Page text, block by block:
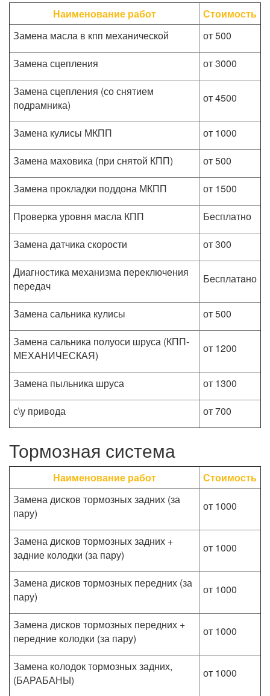
Наименование работ
Стоимость
Замена масла в кпп механической
от 500
Замена сцепления
от 3000
Замена сцепления (со снятием
подрамника)
от 4500
Замена кулисы МКПП
от 1000
Замена маховика (при снятой КПП)
от 500
Замена прокладки поддона МКПП
от 1500
Проверка уровня масла КПП
Бесплатно
Замена датчика скорости
от 300
Диагностика механизма переключения
передач
Бесплатaно
Замена сальника кулисы
от 500
Замена сальника полуоси шруса (КПП-
МЕХАНИЧЕСКАЯ)
от 1200
Замена пыльника шруса
от 1300
с\у привода
от 700
Тормозная система
Наименование работ
Стоимость
Замена дисков тормозных задних (за
пару)
от 1000
Замена дисков тормозных задних +
задние колодки (за пару)
от 1000
Замена дисков тормозных передних (за
пару)
от 1000
Замена дисков тормозных передних +
передние колодки (за пару)
от 1000
Замена колодок тормозных задних,
(БАРАБАНЫ)
от 1000